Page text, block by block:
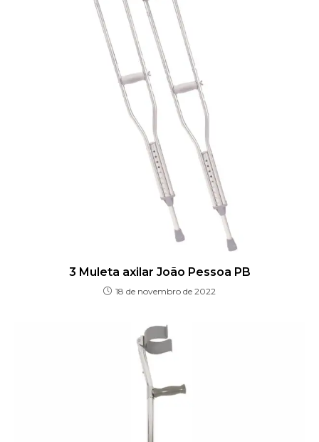
3 Muleta axilar João Pessoa PB
18 de novembro de 2022